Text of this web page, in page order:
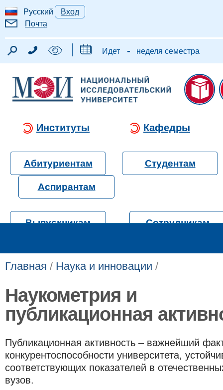
Русский
Вход
Почта
Идет - неделя семестра
Институты Кафедры
Абитуриентам Студентам
Аспирантам
Выпускникам Сотрудникам
Главная / Наука и инновации /
Наукометрия и
публикационная
Публикационная активность – важнейший
конкурентоспособности университета,
соответствующих показателей в
вузов.